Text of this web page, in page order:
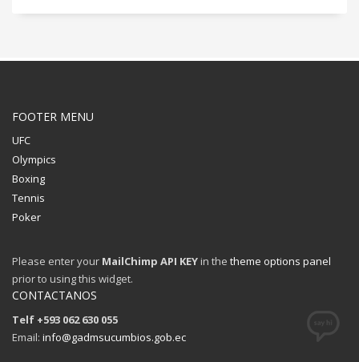
FOOTER MENU
UFC
Olympics
Boxing
Tennis
Poker
Please enter your MailChimp API KEY in the theme options panel
prior to using this widget.
CONTACTANOS
Telf +593 062 630 055
Email: info@gadmsucumbios.gob.ec